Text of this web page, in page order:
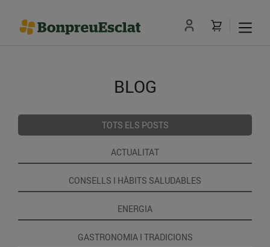
BLOG
TOTS ELS POSTS
ACTUALITAT
CONSELLS I HÀBITS SALUDABLES
ENERGIA
GASTRONOMIA I TRADICIONS